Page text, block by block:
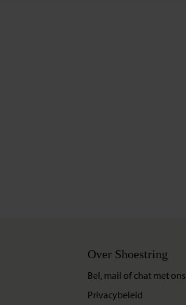
Over Shoestring
Bel, mail of chat met ons
Privacybeleid